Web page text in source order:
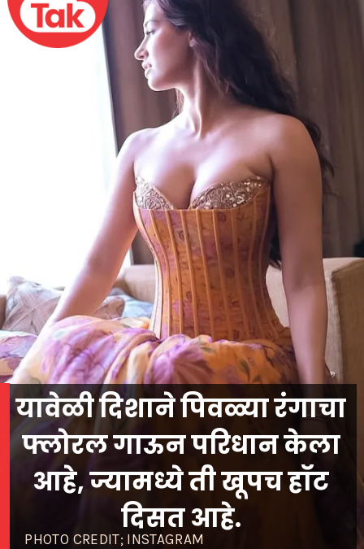
PHOTO CREDIT; INSTAGRAM
यावेळी दिशाने पिवळ्या रंगाचा
फ्लोरल गाऊन परिधान केला
आहे, ज्यामध्ये ती खूपच हॉट
दिसत आहे.